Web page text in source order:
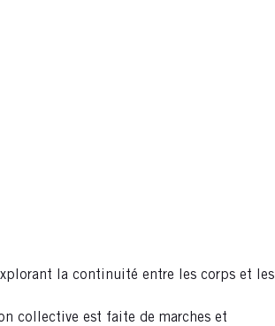
la continuité entre les corps et les
collective est faite de marches et